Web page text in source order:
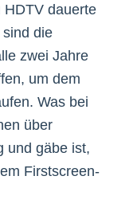
HDTV dauerte
die
zwei Jahre
um dem
Was bei
über
und gäbe ist,
Firstscreen-